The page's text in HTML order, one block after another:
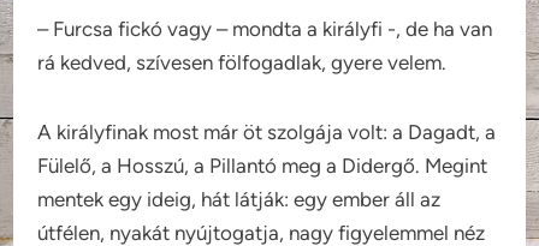
– Furcsa fickó vagy – mondta a királyfi -, de ha van
rá kedved, szívesen fölfogadlak, gyere velem.
A királyfinak most már öt szolgája volt: a Dagadt, a
Fülelő, a Hosszú, a Pillantó meg a Didergő. Megint
mentek egy ideig, hát látják: egy ember áll az
útfélen, nyakát nyújtogatja, nagy figyelemmel néz